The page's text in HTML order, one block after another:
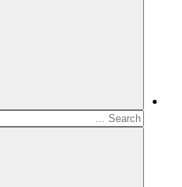
Search
for: